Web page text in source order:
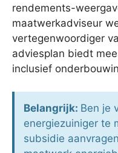
rendements-
maatwerkadviseur
vertegenwoordiger
adviesplan biedt
inclusief
Belangrijk: Ben je
energiezuiniger te
subsidie